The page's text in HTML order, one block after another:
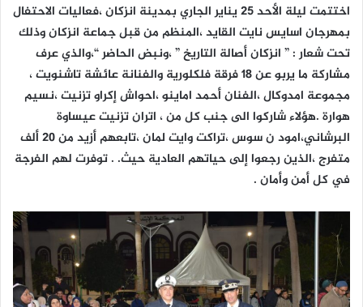
اختتمت ليلة الأحد 25 يناير الجاري بمدينة انزكان ،فعاليات الاحتفال
بمهرجان اسايس نايت القايد ،المنظم من قبل جماعة انزكان وذلك
تحت شعار : ” انزكان أصالة التاريخ ” ،ونبض الحاضر “،والذي عرف
مشاركة ما يربو عن 18 فرقة فلكلورية والفنانة عائشة تاشنويت ،
مجموعة امدوكال ،الفنان أحمد اماينو ،احواش إكراو تزنيت ،نسيم
هوارة .هؤلاء شاركوا الى جنب كل من ، اتران تزنيت عيساوة
البرشاني،امود ن سوس ،تراكت وايت لمان ،تابعهم أزيد من 20 ألف
متفرج ،الذين رجعوا إلى حياتهم العادية حيث. . توفرت لهم الفرجة
في كل أمن وأمان .